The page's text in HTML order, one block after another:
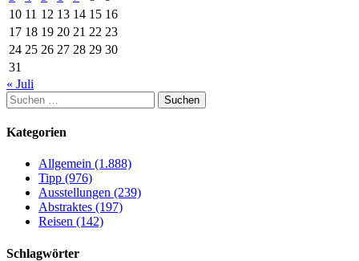
10 11 12 13 14 15 16
17 18 19 20 21 22 23
24 25 26 27 28 29 30
31
« Juli
Suchen
nach:
Kategorien
Allgemein (1.888)
Tipp (976)
Ausstellungen (239)
Abstraktes (197)
Reisen (142)
Schlagwörter